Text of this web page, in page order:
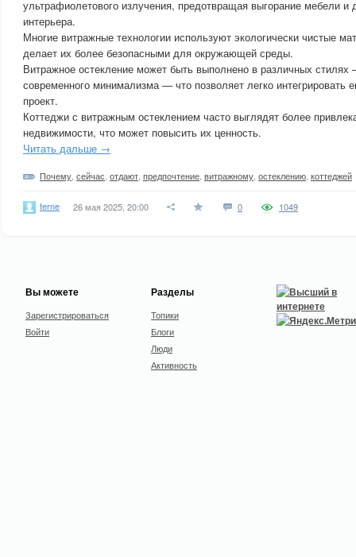
ультрафиолетового излучения, предотвращая выгорание мебели и
интерьера.
Многие витражные технологии используют экологически чистые
делает их более безопасными для окружающей среды.
Витражное остекление может быть выполнено в различных стилях
современного минимализма — что позволяет легко интегрировать
проект.
Коттеджи с витражным остеклением часто выглядят более
недвижимости, что может повысить их ценность.
Читать дальше →
Почему сейчас отдают предпочтение витражному остеклению коттеджей
terne 26 мая 2025, 20:00 0 1049
Вы можете
Зарегистрироваться
Войти
Разделы
Топики
Блоги
Люди
Активность